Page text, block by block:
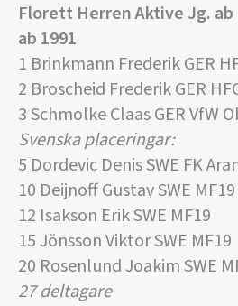
Florett Herren Aktive Jg.
ab 1991
1 Brinkmann Frederik GER
2 Broscheid Frederik GER
3 Schmolke Claas GER VfW
Svenska placeringar:
5 Dordevic Denis SWE FK
10 Deijnoff Gustav SWE MF19
12 Isakson Erik SWE MF19
15 Jönsson Viktor SWE MF19
20 Rosenlund Joakim SWE
27 deltagare